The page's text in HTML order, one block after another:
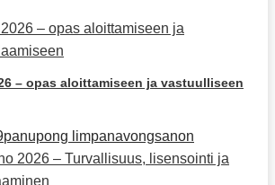
– opas aloittamiseen ja vastuulliseen
panupong limpanavongsanon